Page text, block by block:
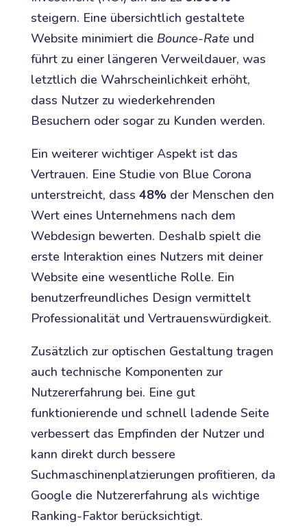
steigern. Eine übersichtlich gestaltete
Website minimiert die Bounce-Rate und
führt zu einer längeren Verweildauer, was
letztlich die Wahrscheinlichkeit erhöht,
dass Nutzer zu wiederkehrenden
Besuchern oder sogar zu Kunden werden.
Ein weiterer wichtiger Aspekt ist das
Vertrauen. Eine Studie von Blue Corona
unterstreicht, dass 48%der Menschen den
Wert eines Unternehmens nach dem
Webdesign bewerten. Deshalb spielt die
erste Interaktion eines Nutzers mit deiner
Website eine wesentliche Rolle. Ein
benutzerfreundliches Design vermittelt
Professionalität und Vertrauenswürdigkeit.
Zusätzlich zur optischen Gestaltung tragen
auch technische Komponenten zur
Nutzererfahrung bei. Eine gut
funktionierende und schnell ladende Seite
verbessert das Empfinden der Nutzer und
kann direkt durch bessere
Suchmaschinenplatzierungen profitieren, da
Google die Nutzererfahrung als wichtige
Ranking-Faktor berücksichtigt.